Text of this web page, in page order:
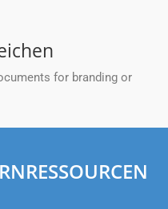
for branding or